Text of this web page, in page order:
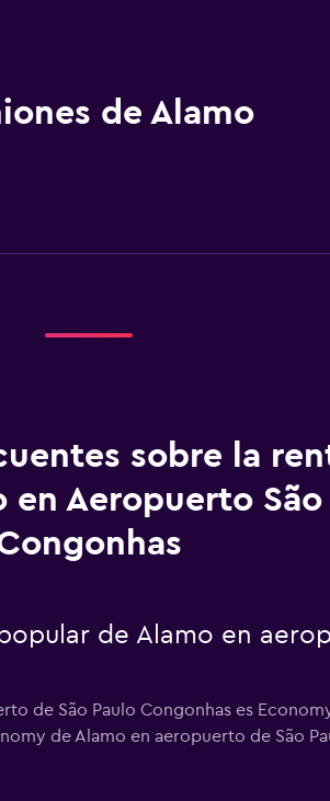
de Alamo
sobre la
en Aeropuerto São
de Alamo en
de São Paulo Congonhas es
de Alamo en aeropuerto de São